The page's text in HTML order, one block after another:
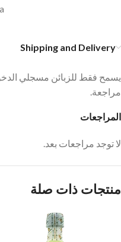
Shipping and Delivery
المراجعات
لا توجد مراجعات بعد.
يسمح فقط للزبائن مسجلي
مراجعة.
منتجات ذات صلة